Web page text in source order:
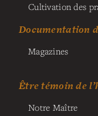
Cultivation des
Documentation
Magazines
Être témoin de
Notre Maître